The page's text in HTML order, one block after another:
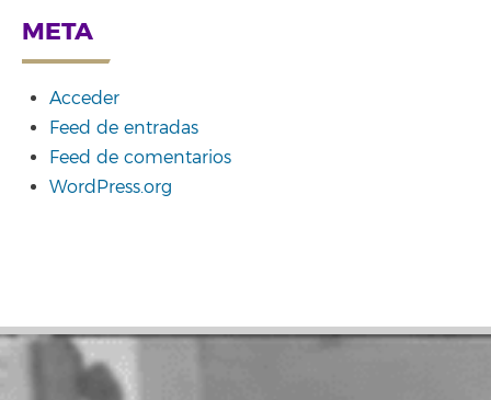
META
Acceder
Feed de entradas
Feed de comentarios
WordPress.org